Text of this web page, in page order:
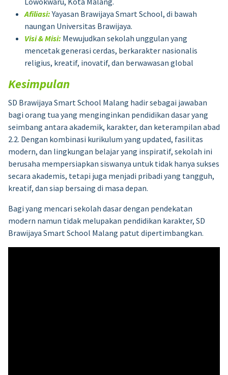
Afiliasi:Yayasan Brawijaya Smart School, di bawah
naungan Universitas Brawijaya.
Visi & Misi: Mewujudkan sekolah unggulan yang
mencetak generasi cerdas, berkarakter nasionalis
religius, kreatif, inovatif, dan berwawasan global
Kesimpulan
SD Brawijaya Smart School Malang hadir sebagai jawaban
bagi orang tua yang menginginkan pendidikan dasar yang
seimbang antara akademik, karakter, dan keterampilan abad
2.2. Dengan kombinasi kurikulum yang updated, fasilitas
modern, dan lingkungan belajar yang inspiratif, sekolah ini
berusaha mempersiapkan siswanya untuk tidak hanya sukses
secara akademis, tetapi juga menjadi pribadi yang tangguh,
kreatif, dan siap bersaing di masa depan.
Bagi yang mencari sekolah dasar dengan pendekatan
modern namun tidak melupakan pendidikan karakter, SD
Brawijaya Smart School Malang patut dipertimbangkan.